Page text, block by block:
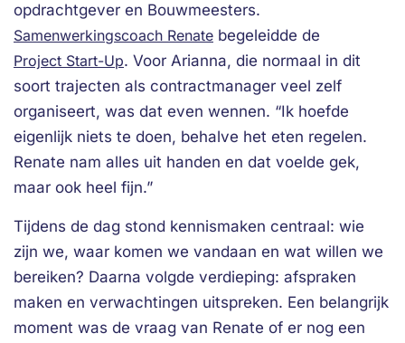
opdrachtgever en Bouwmeesters.
Samenwerkingscoach Renate begeleidde de
Project Start-Up. Voor Arianna, die normaal in dit
soort trajecten als contractmanager veel zelf
organiseert, was dat even wennen. “Ik hoefde
eigenlijk niets te doen, behalve het eten regelen.
Renate nam alles uit handen en dat voelde gek,
maar ook heel fijn.”
Tijdens de dag stond kennismaken centraal: wie
zijn we, waar komen we vandaan en wat willen we
bereiken? Daarna volgde verdieping: afspraken
maken en verwachtingen uitspreken. Een belangrijk
moment was de vraag van Renate of er nog een